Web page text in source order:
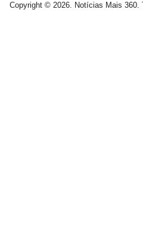
Copyright © 2026. Notícias Mais 360.